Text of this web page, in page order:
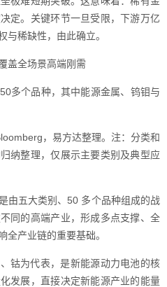
定。关键环节一旦受限，下游万亿
与稀缺性，由此确立。
盖全场景高端刚需
多个品种，其中能源金属、钨钼与
，易方达整理。注：分类和
纳整理，仅展示主要类别及典型应
由五大类别、50 多个品种组成的战
同的高端产业，形成多点支撑、全
全产业链的重要基础。
钴为代表，是新能源动力电池的核
发展，直接决定新能源产业的能量